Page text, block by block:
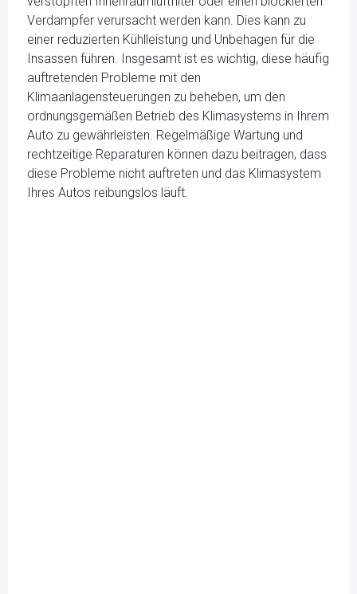
Verdampfer verursacht werden kann. Dies kann zu
einer reduzierten Kühlleistung und Unbehagen für die
Insassen führen. Insgesamt ist es wichtig, diese häufig
auftretenden Probleme mit den
Klimaanlagensteuerungen zu beheben, um den
ordnungsgemäßen Betrieb des Klimasystems in Ihrem
Auto zu gewährleisten. Regelmäßige Wartung und
rechtzeitige Reparaturen können dazu beitragen, dass
diese Probleme nicht auftreten und das Klimasystem
Ihres Autos reibungslos läuft.